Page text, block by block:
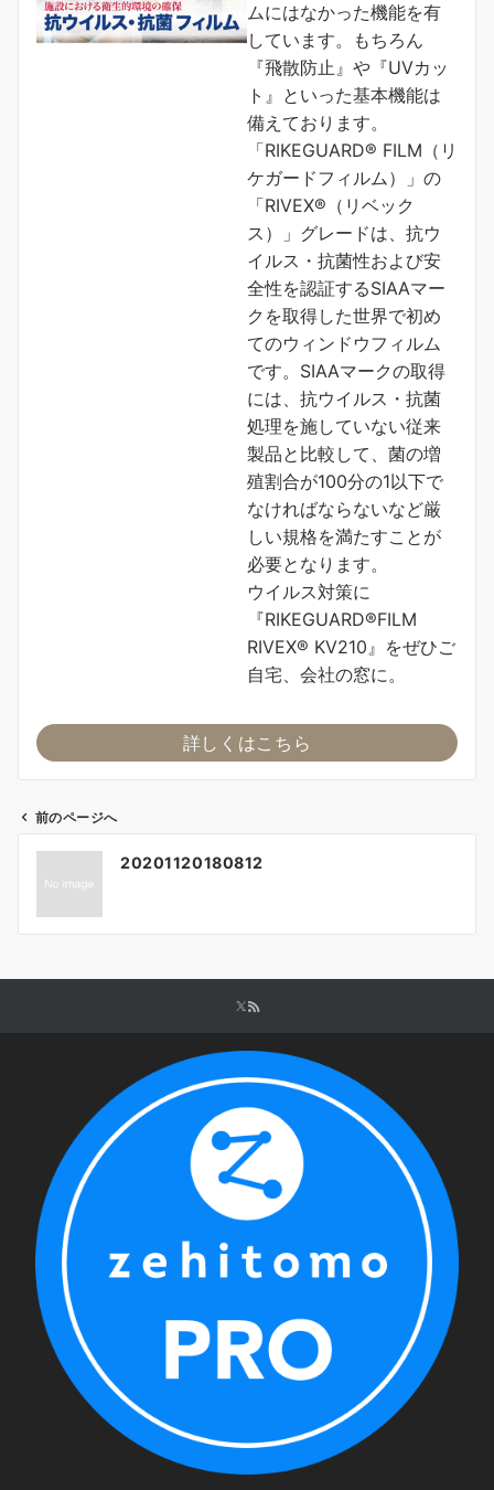
ムにはなかった機能を有
しています。もちろん
『飛散防止』や『UVカッ
ト』といった基本機能は
備えております。
「RIKEGUARD® FILM（リ
ケガードフィルム）」の
「RIVEX®（リベック
ス）」グレードは、抗ウ
イルス・抗菌性および安
全性を認証するSIAAマー
クを取得した世界で初め
てのウィンドウフィルム
です。SIAAマークの取得
には、抗ウイルス・抗菌
処理を施していない従来
製品と比較して、菌の増
殖割合が100分の1以下で
なければならないなど厳
しい規格を満たすことが
必要となります。
ウイルス対策に
『RIKEGUARD®FILM
RIVEX® KV210』をぜひご
自宅、会社の窓に。
詳しくはこちら
ビ
ー
前のページへ
20201120180812